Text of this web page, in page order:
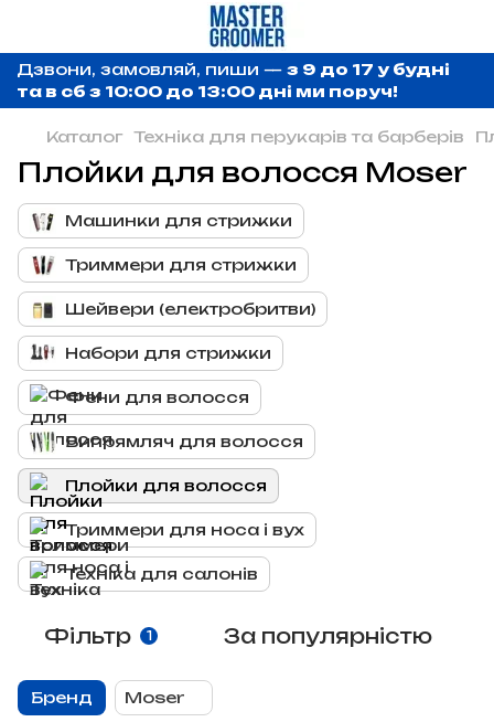
Дзвони, замовляй, пиши — з 9 до 17 у будні
та в сб з 10:00 до 13:00 дні ми поруч!
Каталог Техніка для перукарів та барберів
Плойки для волосся Moser
Машинки для стрижки
Триммери для стрижки
Шейвери (електробритви)
Набори для стрижки
Фени для волосся
Випрямляч для волосся
Плойки для волосся
Триммери для носа і вух
Техніка для салонів
Фільтр 1 За популярністю
Бренд Moser